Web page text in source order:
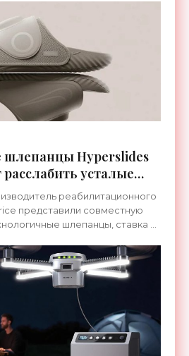
шлепанцы Hyperslides
усталые
- «Гаджеты»
реабилитационного
представили совместную
шлепанцы, ставка в